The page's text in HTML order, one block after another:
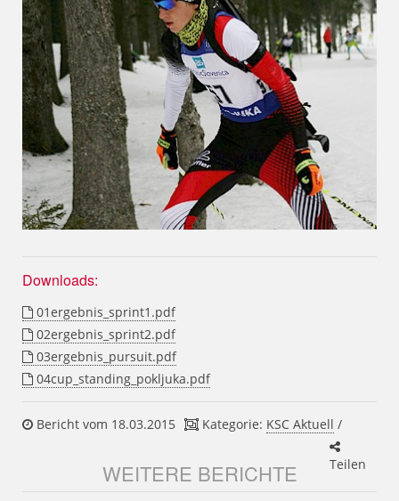
Downloads:
01ergebnis_sprint1.pdf
02ergebnis_sprint2.pdf
03ergebnis_pursuit.pdf
04cup_standing_pokljuka.pdf
Bericht vom 18.03.2015 Kategorie: KSC Aktuell /
Teilen
WEITERE BERICHTE